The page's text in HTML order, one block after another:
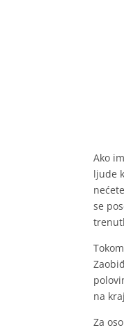
Ako
ljude
se
na
Za